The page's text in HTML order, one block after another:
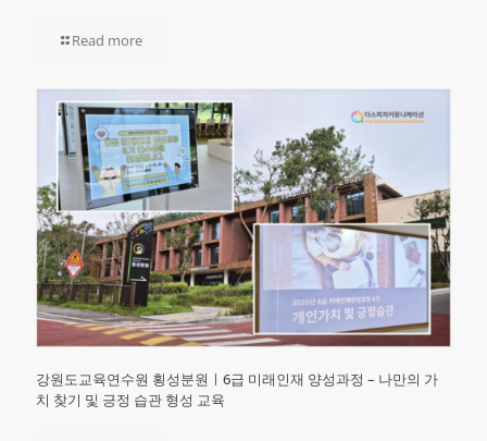
Read more
강원도교육연수원 횡성분원ㅣ6급 미래인재 양성과정 – 나만의 가
치 찾기 및 긍정 습관 형성 교육